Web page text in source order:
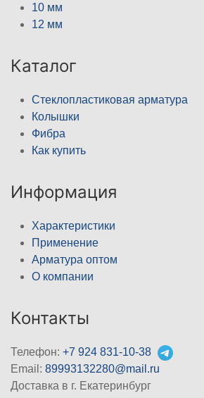
10 мм
12 мм
Каталог
Стеклопластиковая арматура
Колышки
Фибра
Как купить
Информация
Характеристики
Применение
Арматура оптом
О компании
Контакты
Телефон: +7 924 831-10-38
Email: 89993132280@mail.ru
Доставка в г. Екатеринбург